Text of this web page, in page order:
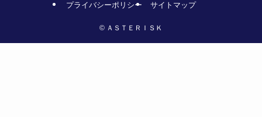
プライバシーポリシー
サイトマップ
© ＡＳＴＥＲＩＳＫ